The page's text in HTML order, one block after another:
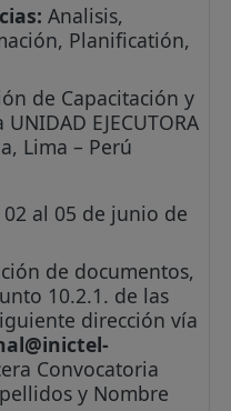
Analisis,
Planificatión,
de Capacitación y
EJECUTORA
Lima – Perú
02 al 05 de junio de
de documentos,
10.2.1. de las
dirección vía
Convocatoria
y Nombre